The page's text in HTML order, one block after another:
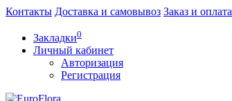
Контакты Доставка и самовывоз Заказ и оплата
Закладки0
Личный кабинет
Авторизация
Регистрация